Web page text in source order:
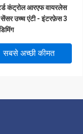
कंट्रोल आरएफ वायरलेस
सेंसर उच्च एंटी - इंटरफ़ेस 3
सबसे अच्छी कीमत